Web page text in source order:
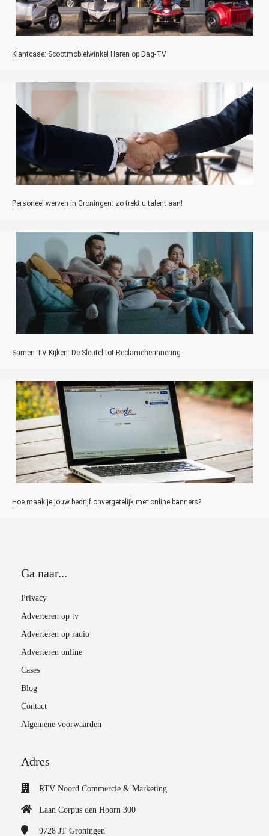
Klantcase: Scootmobielwinkel Haren op Dag-TV
Personeel werven in Groningen: zo trekt u talent aan!
Samen TV Kijken: De Sleutel tot Reclameherinnering
Hoe maak je jouw bedrijf onvergetelijk met online banners?
Ga naar...
Privacy
Adverteren op tv
Adverteren op radio
Adverteren online
Cases
Blog
Contact
Algemene voorwaarden
Adres
RTV Noord Commercie & Marketing
Laan Corpus den Hoorn 300
9728 JT Groningen